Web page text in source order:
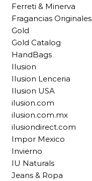
Ferreti & Minerva
Fragancias Originales
Gold
Gold Catalog
HandBags
Ilusion
Ilusion Lenceria
Ilusion USA
ilusion.com
ilusion.com.mx
ilusiondirect.com
Impor Mexico
Invierno
IU Naturals
Jeans & Ropa